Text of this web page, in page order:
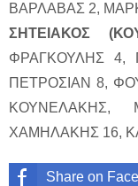
ΒΑΡΛΑΒΑΣ 2,
ΣΗΤΕΙΑΚΟΣ
ΦΡΑΓΚΟΥΛΗΣ 4,
ΠΕΤΡΟΣΙΑΝ 8,
ΚΟΥΝΕΛΑΚΗΣ,
ΧΑΜΗΛΑΚΗΣ 16,
Share on